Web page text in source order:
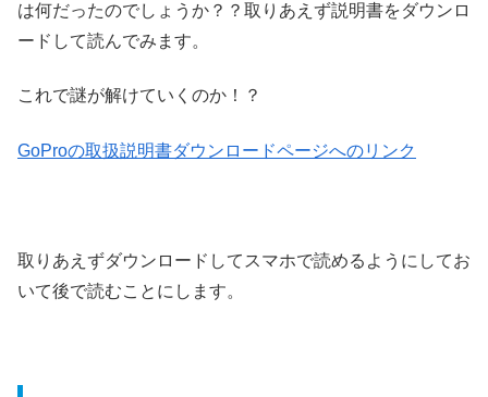
は何だったのでしょうか？？取りあえず説明書をダウンロ
ードして読んでみます。
これで謎が解けていくのか！？
GoProの取扱説明書ダウンロードページへのリンク
取りあえずダウンロードしてスマホで読めるようにしてお
いて後で読むことにします。